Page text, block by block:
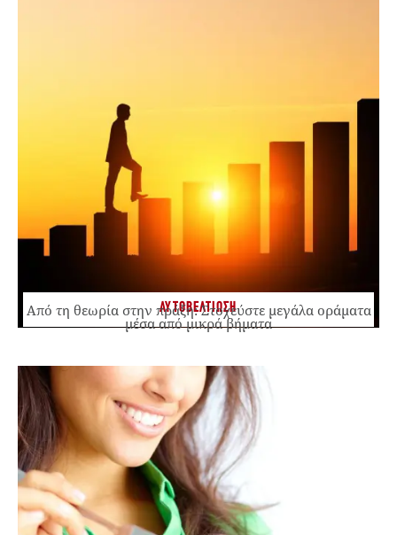
ΑΥΤΟΒΕΛΤΙΩΣΗ
Από τη θεωρία στην πράξη: Στοχεύστε μεγάλα οράματα
μέσα από μικρά βήματα